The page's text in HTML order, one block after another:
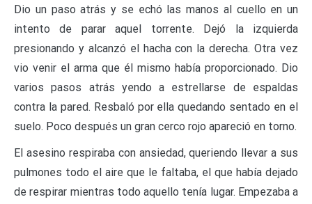
Dio un paso atrás y se echó las manos al cuello en un
intento de parar aquel torrente. Dejó la izquierda
presionando y alcanzó el hacha con la derecha. Otra vez
vio venir el arma que él mismo había proporcionado. Dio
varios pasos atrás yendo a estrellarse de espaldas
contra la pared. Resbaló por ella quedando sentado en el
suelo. Poco después un gran cerco rojo apareció en torno.
El asesino respiraba con ansiedad, queriendo llevar a sus
pulmones todo el aire que le faltaba, el que había dejado
de respirar mientras todo aquello tenía lugar. Empezaba a